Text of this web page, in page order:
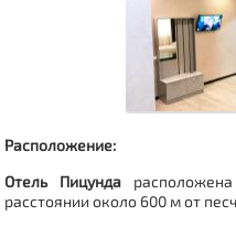
Расположение:
Отель Пицунда
расстоянии около 600 м от